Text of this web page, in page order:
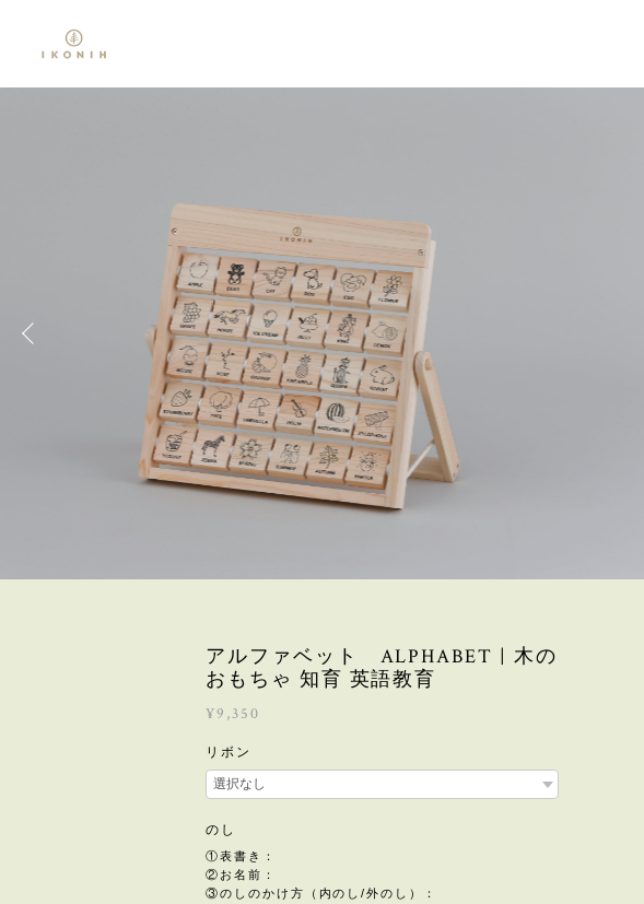
アルファベット ALPHABET | 木の
おもちゃ 知育 英語教育
¥9,350
リボン
のし
①表書き：
②お名前：
③のしのかけ方（内のし/外のし）：